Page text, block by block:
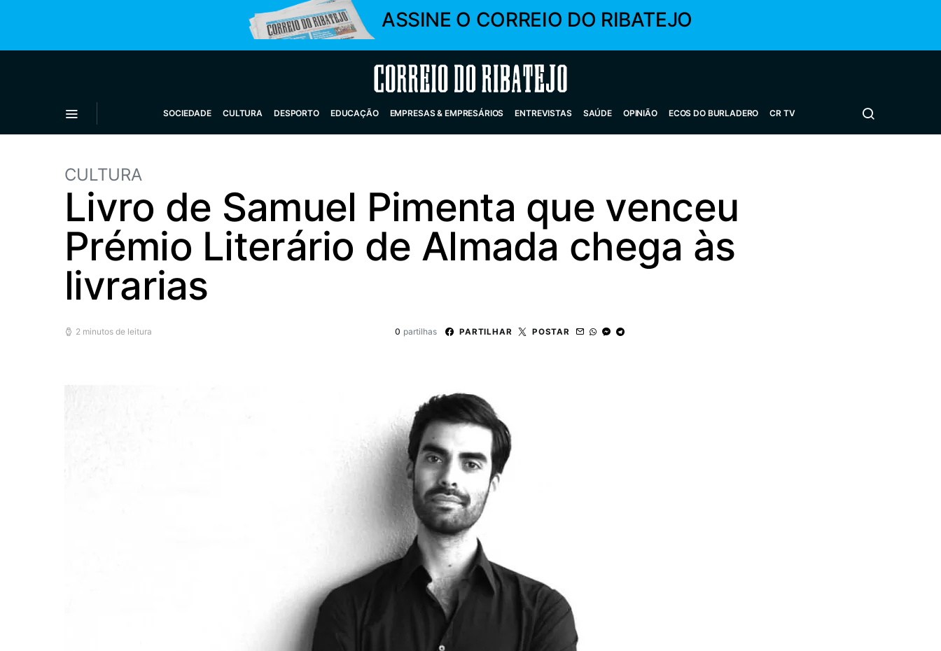
ASSINE O CORREIO DO RIBATEJO
Correio do Ribatejo
SOCIEDADE CULTURA DESPORTO EDUCAÇÃO EMPRESAS & EMPRESÁRIOS ENTREVISTAS SAÚDE OPINIÃO ECOS DO BURLADERO CR TV
CULTURA
Livro de Samuel Pimenta que venceu
Prémio Literário de Almada chega às
livrarias
2 minutos de leitura 0 partilhas PARTILHAR POSTAR